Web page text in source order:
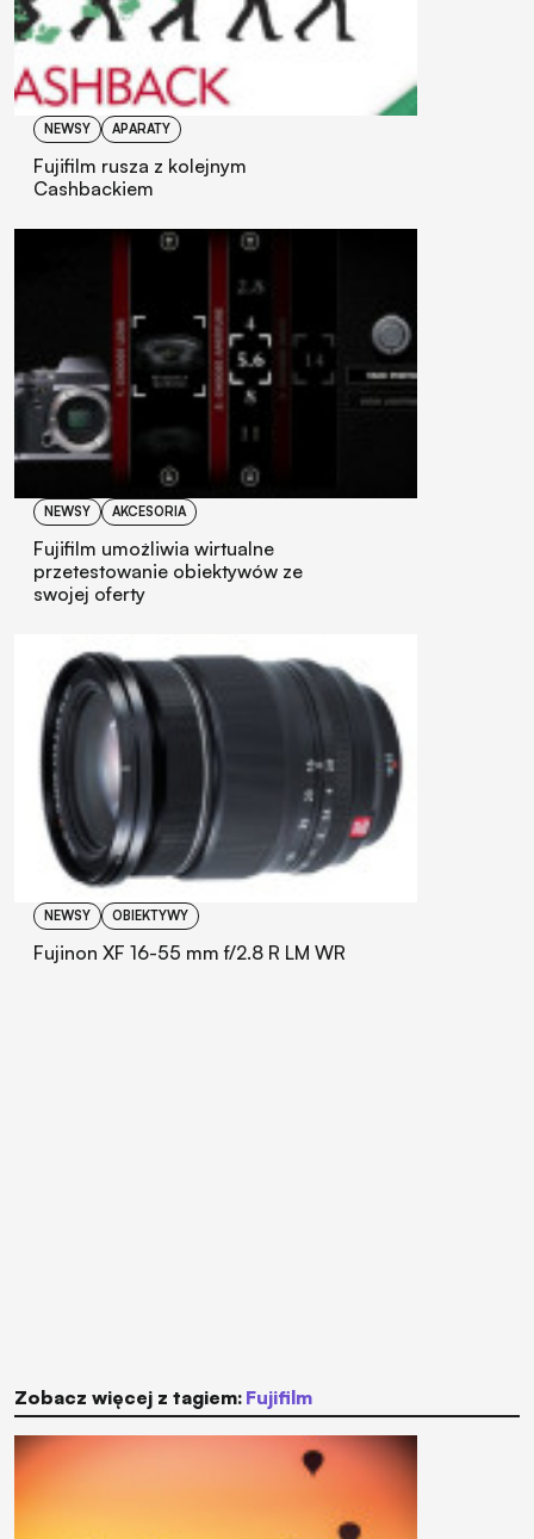
NEWSY APARATY
Fujifilm rusza z kolejnym
Cashbackiem
NEWSY AKCESORIA
Fujifilm umożliwia wirtualne
przetestowanie obiektywów ze
swojej oferty
NEWSY OBIEKTYWY
Fujinon XF 16-55 mm f/2.8 R LM WR
Zobacz więcej z tagiem: Fujifilm